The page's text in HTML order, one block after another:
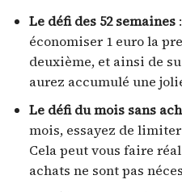
Le défi des 52 semaines
économiser 1 euro la
deuxième, et ainsi de
aurez accumulé une
Le défi du mois sans
mois, essayez de
Cela peut vous faire
achats ne sont pas